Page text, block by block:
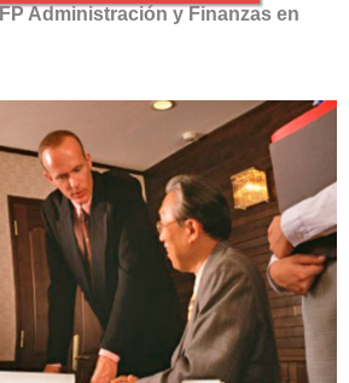
Administración y Finanzas en